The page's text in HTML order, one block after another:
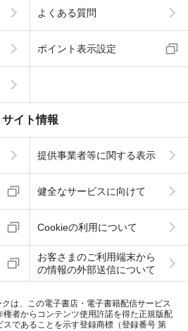
よくある質問
ポイント表示設定
サイト情報
提供事業者等に関する表示
健全なサービスに向けて
Cookieの利用について
お客さまのご利用端末から
の情報の外部送信について
クは、この電子書店・電子書籍配信サービス
権者からコンテンツ使用許諾を得た正規版配
スであることを示す登録商標（登録番号 第